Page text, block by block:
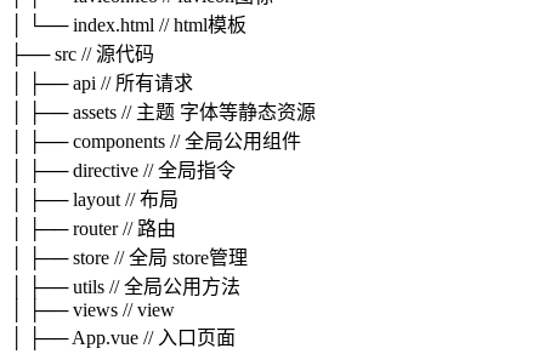
│ └── index.html // html模板
├── src // 源代码
│ ├── api // 所有请求
│ ├── assets // 主题 字体等静态资源
│ ├── components // 全局公用组件
│ ├── directive // 全局指令
│ ├── layout // 布局
│ ├── router // 路由
│ ├── store // 全局 store管理
│ ├── utils // 全局公用方法
│ ├── views // view
│ ├── App.vue // 入口页面